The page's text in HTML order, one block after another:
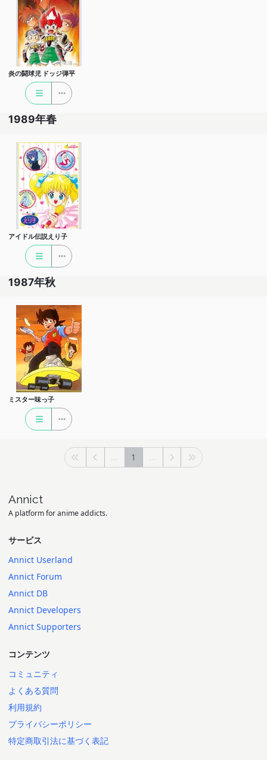
炎の闘球児 ドッジ弾平
1989年春
アイドル伝説えり子
1987年秋
ミスター味っ子
... 1 ...
Annict
A platform for anime addicts.
サービス
Annict Userland
Annict Forum
Annict DB
Annict Developers
Annict Supporters
コンテンツ
コミュニティ
よくある質問
利用規約
プライバシーポリシー
特定商取引法に基づく表記